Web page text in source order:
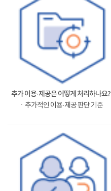
추가 이용·제공은 어떻게 처리하나요?
ㆍ추가적인 이용·제공 판단 기준